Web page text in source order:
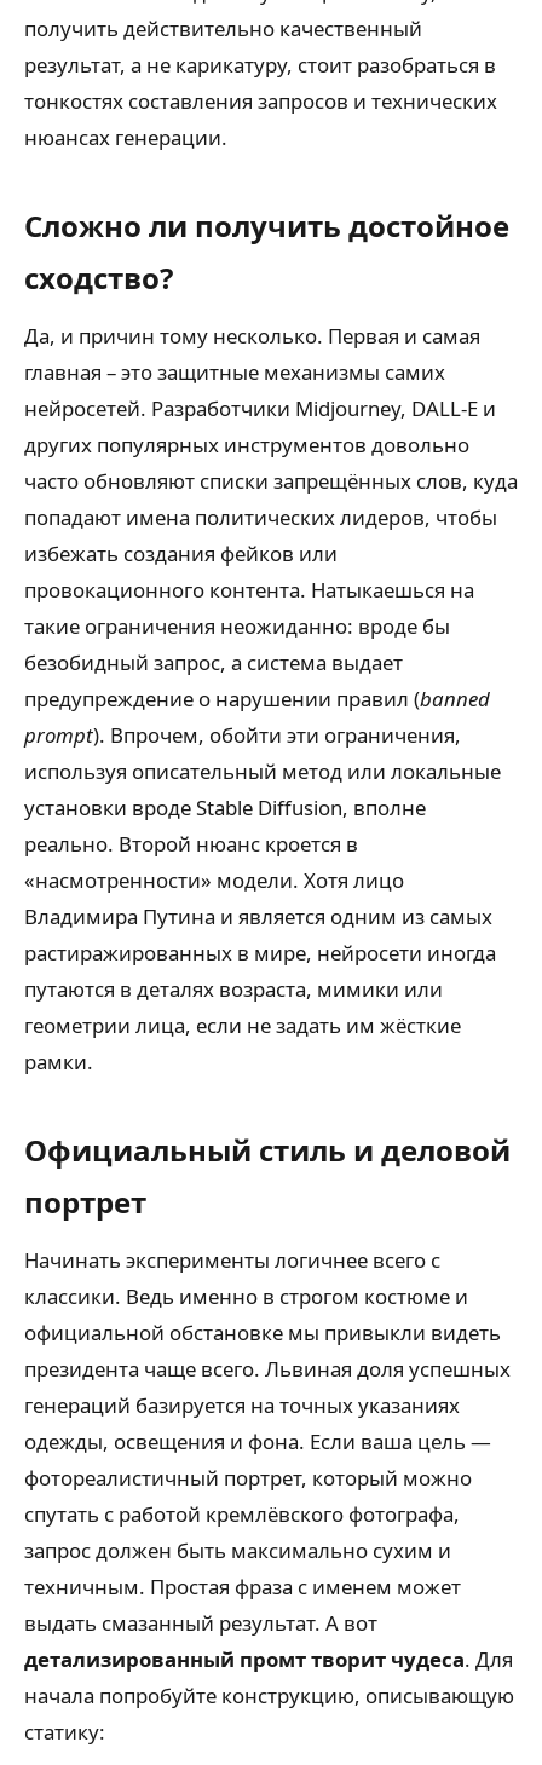
получить действительно качественный
результат, а не карикатуру, стоит разобраться в
тонкостях составления запросов и технических
нюансах генерации.
Сложно ли получить достойное
сходство?
Да, и причин тому несколько. Первая и самая
главная – это защитные механизмы самих
нейросетей. Разработчики Midjourney, DALL-E и
других популярных инструментов довольно
часто обновляют списки запрещённых слов, куда
попадают имена политических лидеров, чтобы
избежать создания фейков или
провокационного контента. Натыкаешься на
такие ограничения неожиданно: вроде бы
безобидный запрос, а система выдает
предупреждение о нарушении правил (banned
prompt). Впрочем, обойти эти ограничения,
используя описательный метод или локальные
установки вроде Stable Diffusion, вполне
реально. Второй нюанс кроется в
«насмотренности» модели. Хотя лицо
Владимира Путина и является одним из самых
растиражированных в мире, нейросети иногда
путаются в деталях возраста, мимики или
геометрии лица, если не задать им жёсткие
рамки.
Официальный стиль и деловой
портрет
Начинать эксперименты логичнее всего с
классики. Ведь именно в строгом костюме и
официальной обстановке мы привыкли видеть
президента чаще всего. Львиная доля успешных
генераций базируется на точных указаниях
одежды, освещения и фона. Если ваша цель —
фотореалистичный портрет, который можно
спутать с работой кремлёвского фотографа,
запрос должен быть максимально сухим и
техничным. Простая фраза с именем может
выдать смазанный результат. А вот
детализированный промт творит чудеса. Для
начала попробуйте конструкцию, описывающую
статику: